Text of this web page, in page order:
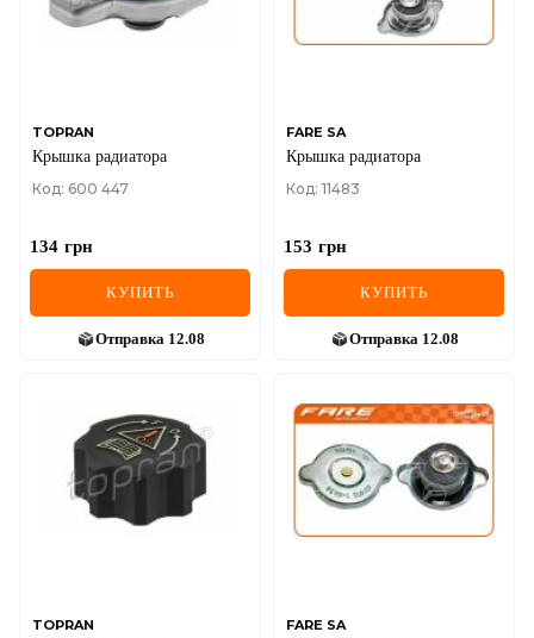
TOPRAN
Крышка радиатора
Код: 600 447
134 грн
КУПИТЬ
Отправка 12.08
FARE SA
Крышка радиатора
Код: 11483
153 грн
КУПИТЬ
Отправка 12.08
TOPRAN FARE SA